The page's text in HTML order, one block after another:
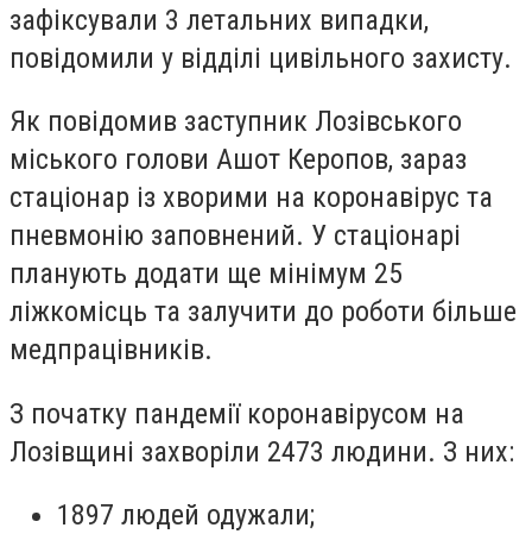
зафіксували 3 летальних випадки,
повідомили у відділі цивільного захисту.
Як повідомив заступник Лозівського
міського голови Ашот Керопов, зараз
стаціонар із хворими на коронавірус та
пневмонію заповнений. У стаціонарі
планують додати ще мінімум 25
ліжкомісць та залучити до роботи більше
медпрацівників.
З початку пандемії коронавірусом на
Лозівщині захворіли 2473 людини. З них:
1897 людей одужали;